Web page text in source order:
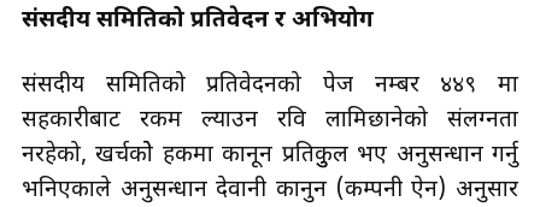
संसदीय समितिको प्रतिवेदन र अभियोग
संसदीय समितिको प्रतिवेदनको पेज नम्बर ४४९ मा
सहकारीबाट रकम ल्याउन रवि लामिछानेको संलग्नता
नरहेको, खर्चकोे हकमा कानून प्रतिकुुल भए अनुसन्धान गर्नु
भनिएकाले अनुसन्धान देवानी कानुन (कम्पनी ऐन) अनुसार